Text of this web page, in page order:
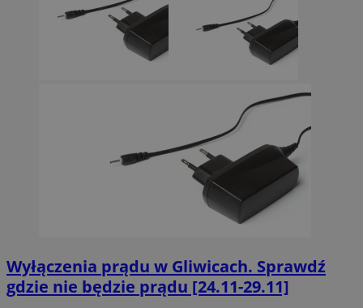
Wyłączenia prądu w Gliwicach. Sprawdź
gdzie nie będzie prądu [24.11-29.11]